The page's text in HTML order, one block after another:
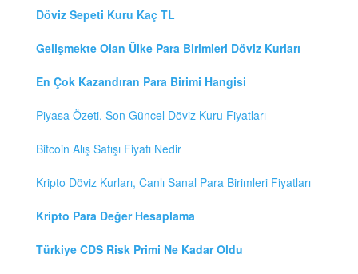
Döviz Sepeti Kuru Kaç TL
Gelişmekte Olan Ülke Para Birimleri Döviz Kurları
En Çok Kazandıran Para Birimi Hangisi
Piyasa Özeti, Son Güncel Döviz Kuru Fiyatları
Bitcoin Alış Satışı Fiyatı Nedir
Kripto Döviz Kurları, Canlı Sanal Para Birimleri Fiyatları
Kripto Para Değer Hesaplama
Türkiye CDS Risk Primi Ne Kadar Oldu